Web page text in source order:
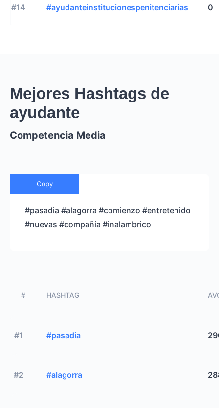
#14 #ayudanteinstitucionespenitenciarias 0
Mejores Hashtags de
ayudante
Competencia Media
Copy
#pasadia #alagorra #comienzo #entretenido
#nuevas #compañía #inalambrico
# HASHTAG
#1 #pasadia
#2 #alagorra